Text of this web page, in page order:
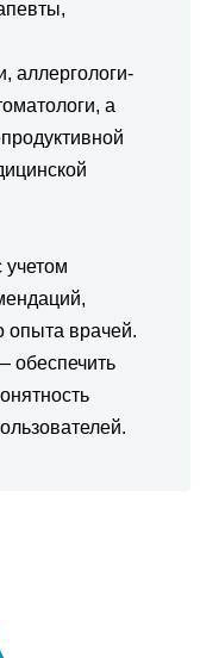
аллергологи-
а
учетом
опыта врачей.
обеспечить